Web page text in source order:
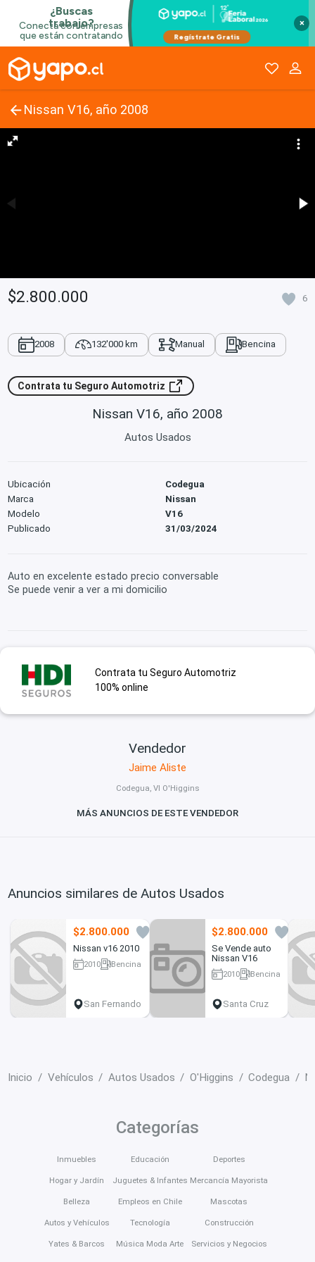
×
Nissan V16, año 2008
$2.800.000 6
2008 132'000 km Manual Bencina
Contrata tu Seguro Automotriz
Nissan V16, año 2008
Autos Usados
Ubicación
Codegua
Marca
Nissan
Modelo
V16
Publicado
31/03/2024
Auto en excelente estado precio conversable
Se puede venir a ver a mi domicilio
Contrata tu Seguro Automotriz
100% online
Vendedor
Jaime Aliste
Codegua, VI O'Higgins
MÁS ANUNCIOS DE ESTE VENDEDOR
Anuncios similares de Autos Usados
$2.800.000
Nissan v16 2010
2010
Bencina
San Fernando
$2.800.000
Se Vende auto
Nissan V16
2010
Bencina
Santa Cruz
Inicio Vehículos Autos Usados O'Higgins Codegua
Categorías
Inmuebles
Hogar y Jardín
Belleza
Autos y Vehículos
Yates & Barcos
Educación
Juguetes & Infantes
Empleos en Chile
Tecnología
Música Moda Arte
Deportes
Mercancía Mayorista
Mascotas
Construcción
Servicios y Negocios